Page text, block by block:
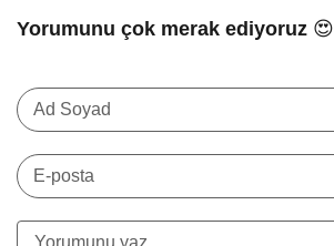
Yorumunu çok merak ediyoruz 😍
Ad Soyad
E-posta